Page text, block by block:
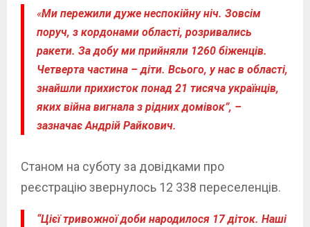
«Ми пережили дуже неспокійну ніч. Зовсім
поруч, з кордонами області, розривались
ракети. За добу ми прийняли 1260 біженців.
Четверта частина – діти. Всього, у нас в області,
знайшли прихисток понад 21 тисяча українців,
яких війна вигнала з рідних домівок”, –
зазначає Андрій Райкович.
Станом на суботу за довідками про
реєстрацію звернулось 12 338 переселенців.
“Цієї тривожної доби народилося 17 діток. Наші